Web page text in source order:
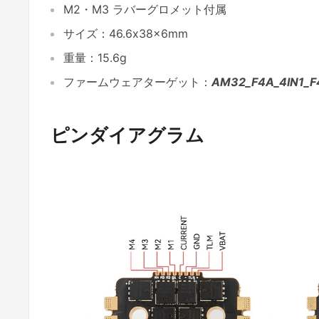
M2・M3 ラバーグロメット付属
サイズ：46.6x38x6mm
重量：15.6g
ファームウェアターゲット：
ピンダイアグラム